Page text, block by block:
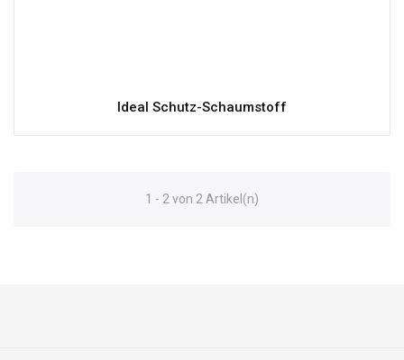
Ideal Schutz-Schaumstoff
1 - 2 von 2 Artikel(n)